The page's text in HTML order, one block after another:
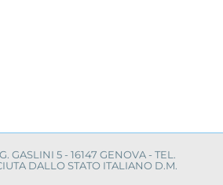
5 - 16147 GENOVA - TEL.
DALLO STATO ITALIANO D.M.